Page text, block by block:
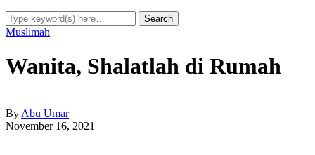
Muslimah
Wanita, Shalatlah di Rumah
By Abu Umar
November 16, 2021